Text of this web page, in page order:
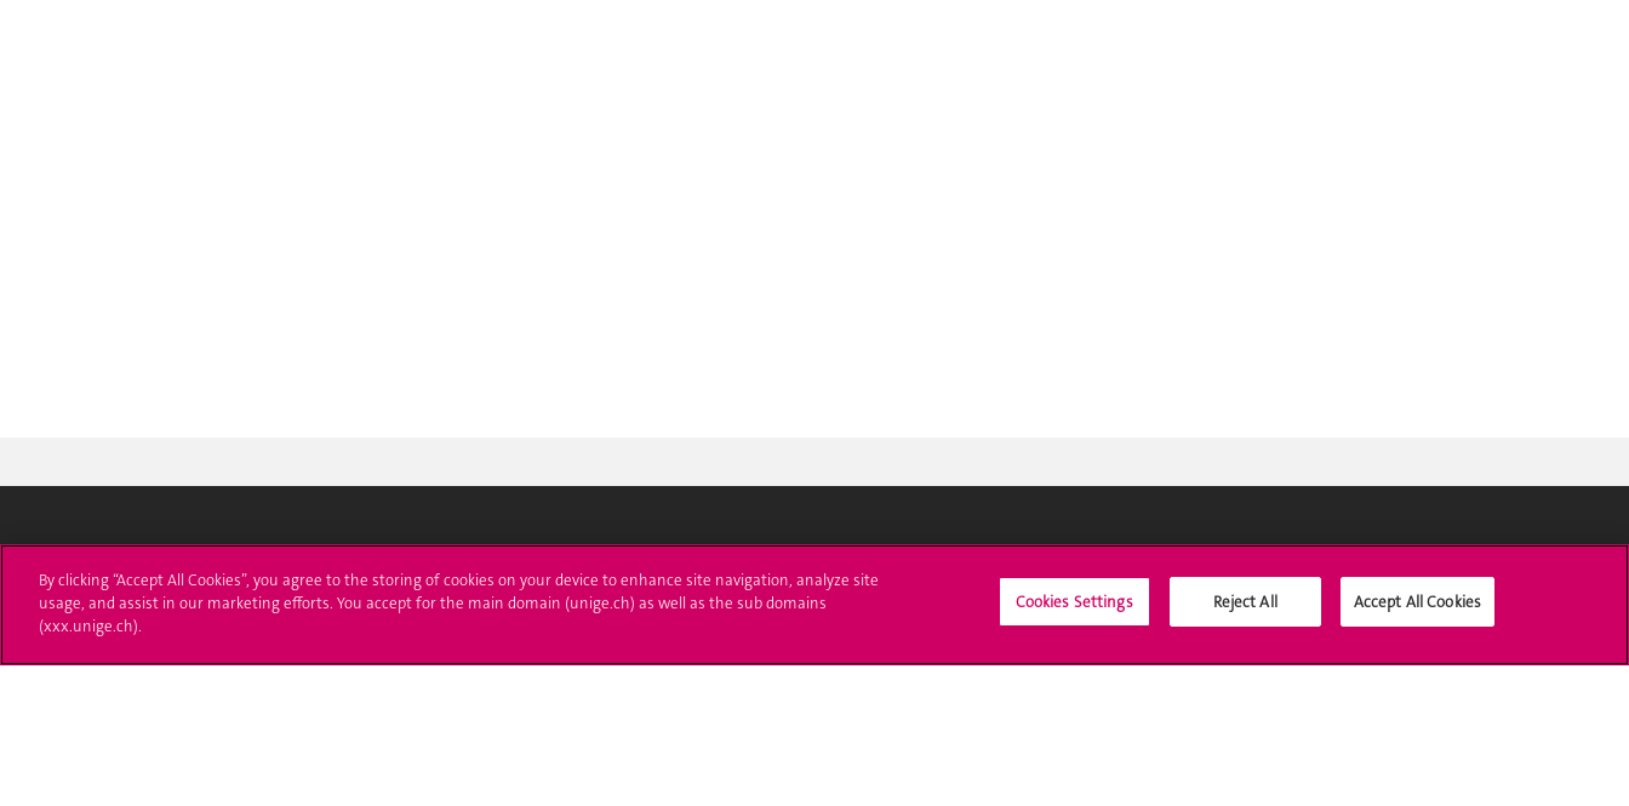
Université de Genève
24 rue du Général-Dufour
T. +41 (0)22 379 71 11
S'inscrire à l'UNIGE
Immatriculations
Démarches administratives
L'UNIGE vous informe
Médias
By clicking “Accept All Cookies”, you agree to the storing of cookies on your device to enhance site navigation, analyze site
usage, and assist in our marketing efforts. You accept for the main domain (unige.ch) as well as the sub domains
(xxx.unige.ch).
Cookies Settings Reject All Accept All Cookies